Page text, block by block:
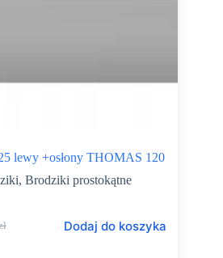
lewy +osłony THOMAS 120
, Brodziki prostokątne
Dodaj do koszyka